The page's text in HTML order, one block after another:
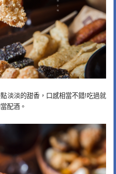
淡淡的甜香，口感相當不錯!吃過就
配酒。